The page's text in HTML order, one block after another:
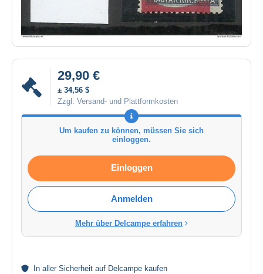
29,90 €
± 34,56 $
Zzgl. Versand- und Plattformkosten
Um kaufen zu können, müssen Sie sich
einloggen.
Einloggen
Anmelden
Mehr über Delcampe erfahren
In aller Sicherheit auf Delcampe kaufen